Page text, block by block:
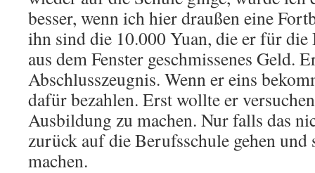
besser, wenn ich hier draußen eine
ihn sind die 10.000 Yuan, die er für die
aus dem Fenster geschmissenes Geld.
Abschlusszeugnis. Wenn er eins
dafür bezahlen. Erst wollte er
Ausbildung zu machen. Nur falls das
zurück auf die Berufsschule gehen und
machen.